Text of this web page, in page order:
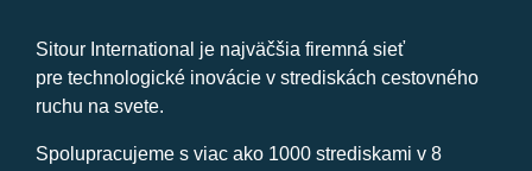
Sitour International je najväčšia firemná sieť
pre technologické inovácie v strediskách cestovného
ruchu na svete.
Spolupracujeme s viac ako 1000 strediskami v 8